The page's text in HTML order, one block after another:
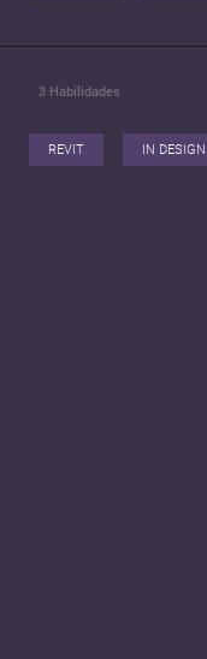
3 Habilidades
REVIT IN DESIGN